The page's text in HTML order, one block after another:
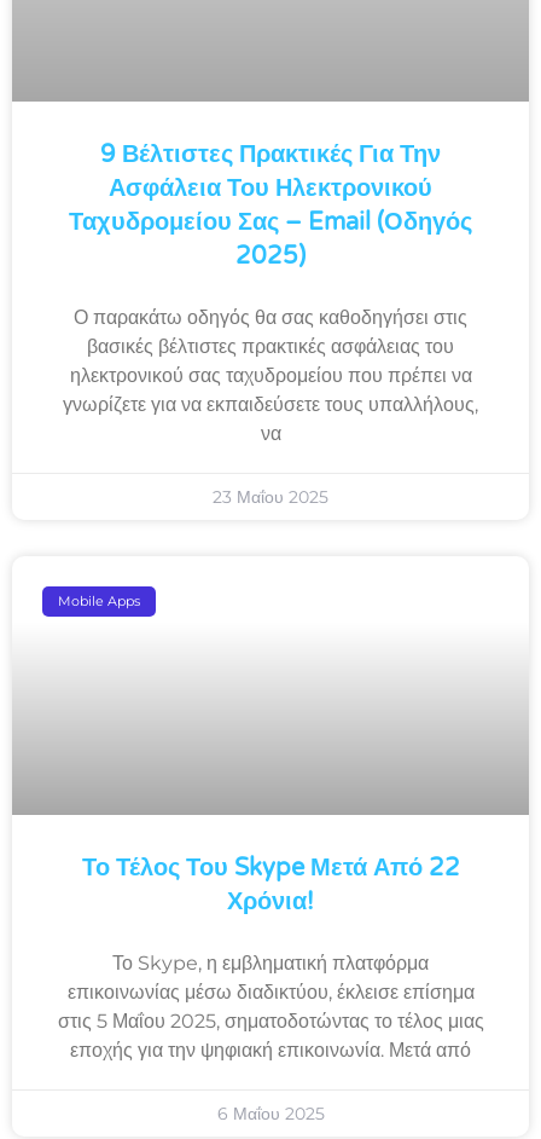
9 Βέλτιστες Πρακτικές Για Την
Ασφάλεια Του Ηλεκτρονικού
Ταχυδρομείου Σας – Email (Οδηγός
2025)
Ο παρακάτω οδηγός θα σας καθοδηγήσει στις
βασικές βέλτιστες πρακτικές ασφάλειας του
ηλεκτρονικού σας ταχυδρομείου που πρέπει να
γνωρίζετε για να εκπαιδεύσετε τους υπαλλήλους,
να
23 Μαΐου 2025
Mobile Apps
Το Τέλος Του Skype Μετά Από 22
Χρόνια!
Το Skype, η εμβληματική πλατφόρμα
επικοινωνίας μέσω διαδικτύου, έκλεισε επίσημα
στις 5 Μαΐου 2025, σηματοδοτώντας το τέλος μιας
εποχής για την ψηφιακή επικοινωνία. Μετά από
6 Μαΐου 2025